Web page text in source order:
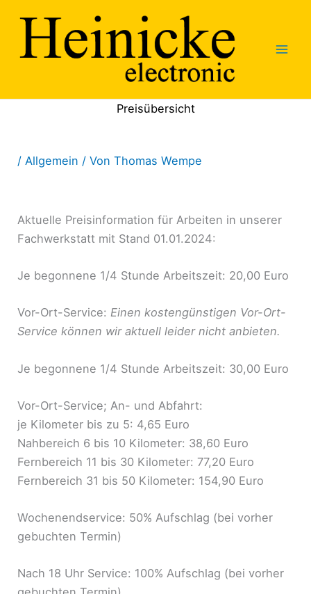
Inhalt
Preisübersicht
/ Allgemein / VonThomas Wempe
Aktuelle Preisinformation für Arbeiten in unserer
Fachwerkstatt mit Stand 01.01.2024:
Je begonnene 1/4 Stunde Arbeitszeit: 20,00 Euro
Vor-Ort-Service:Einen kostengünstigen Vor-Ort-
Service können wir aktuell leider nicht anbieten.
Je begonnene 1/4 Stunde Arbeitszeit: 30,00 Euro
Vor-Ort-Service; An- und Abfahrt:
je Kilometer bis zu 5: 4,65 Euro
Nahbereich 6 bis 10 Kilometer: 38,60 Euro
Fernbereich 11 bis 30 Kilometer: 77,20 Euro
Fernbereich 31 bis 50 Kilometer: 154,90 Euro
Wochenendservice: 50% Aufschlag (bei vorher
gebuchten Termin)
Nach 18 Uhr Service: 100% Aufschlag (bei vorher